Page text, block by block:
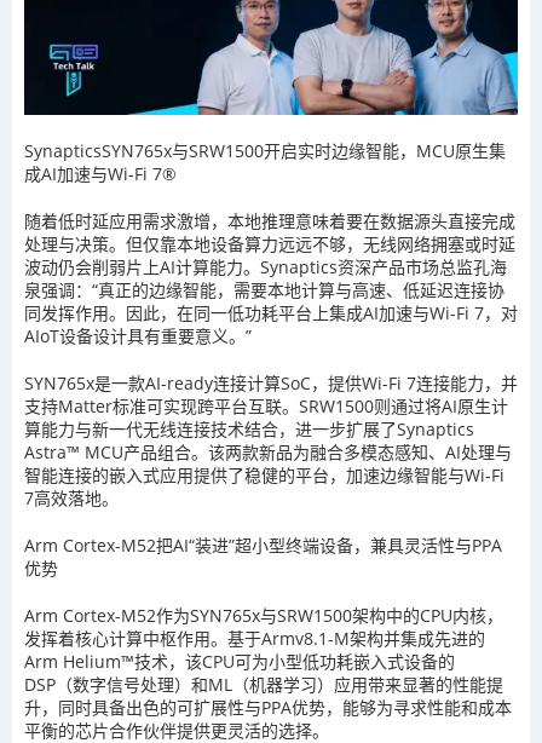
SynapticsSYN765x与SRW1500开启实时边缘智能，MCU原生集
成AI加速与Wi-Fi 7®
随着低时延应用需求激增，本地推理意味着要在数据源头直接完成
处理与决策。但仅靠本地设备算力远远不够，无线网络拥塞或时延
波动仍会削弱片上AI计算能力。Synaptics资深产品市场总监孔海
泉强调：“真正的边缘智能，需要本地计算与高速、低延迟连接协
同发挥作用。因此，在同一低功耗平台上集成AI加速与Wi-Fi 7，对
AIoT设备设计具有重要意义。”
SYN765x是一款AI-ready连接计算SoC，提供Wi-Fi 7连接能力，并
支持Matter标准可实现跨平台互联。SRW1500则通过将AI原生计
算能力与新一代无线连接技术结合，进一步扩展了Synaptics
Astra™ MCU产品组合。该两款新品为融合多模态感知、AI处理与
智能连接的嵌入式应用提供了稳健的平台，加速边缘智能与Wi-Fi
7高效落地。
Arm Cortex-M52把AI“装进”超小型终端设备，兼具灵活性与PPA
优势
Arm Cortex-M52作为SYN765x与SRW1500架构中的CPU内核，
发挥着核心计算中枢作用。基于Armv8.1-M架构并集成先进的
Arm Helium™技术，该CPU可为小型低功耗嵌入式设备的
DSP（数字信号处理）和ML（机器学习）应用带来显著的性能提
升，同时具备出色的可扩展性与PPA优势，能够为寻求性能和成本
平衡的芯片合作伙伴提供更灵活的选择。